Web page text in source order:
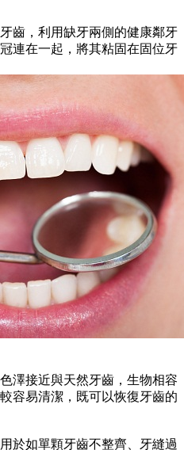
，利用缺牙兩側的健康鄰牙
連在一起，將其粘固在固位牙
接近與天然牙齒，生物相容
容易清潔，既可以恢復牙齒的
如單顆牙齒不整齊、牙縫過